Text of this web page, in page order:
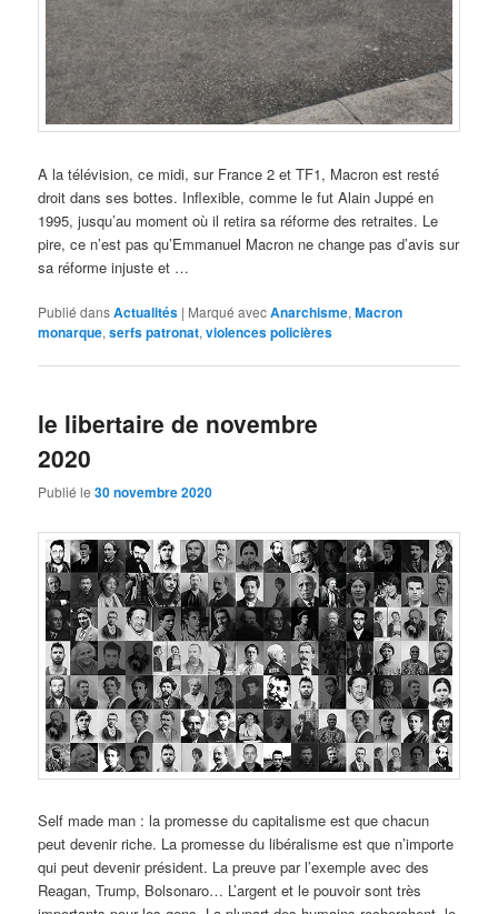
A la télévision, ce midi, sur France 2 et TF1, Macron est resté
droit dans ses bottes. Inflexible, comme le fut Alain Juppé en
1995, jusqu’au moment où il retira sa réforme des retraites. Le
pire, ce n’est pas qu’Emmanuel Macron ne change pas d’avis sur
sa réforme injuste et …
Publié dansActualités | Marqué avecAnarchisme,Macron
monarque,serfs patronat,violences policières
le libertaire de novembre
2020
Publié le30 novembre 2020
Self made man : la promesse du capitalisme est que chacun
peut devenir riche. La promesse du libéralisme est que n’importe
qui peut devenir président. La preuve par l’exemple avec des
Reagan, Trump, Bolsonaro… L’argent et le pouvoir sont très